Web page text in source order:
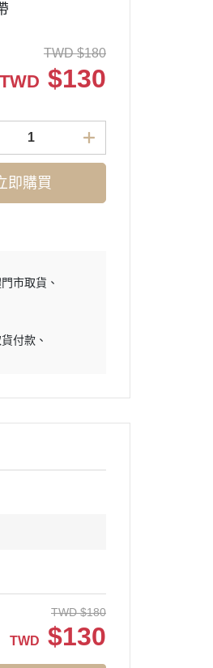
TWD $180
TWD $130
即購買
市取貨
付款
TWD $180
TWD $130